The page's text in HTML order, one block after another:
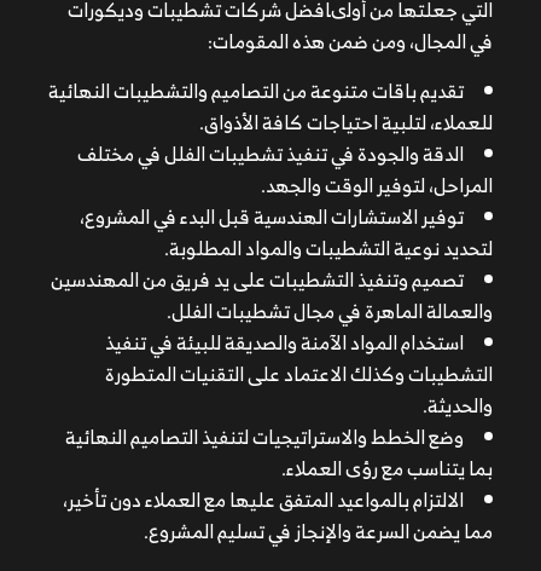
تقديم باقات متنوعة من التصاميم والتشطيبات النهائية
للعملاء، لتلبية احتياجات كافة الأذواق.
الدقة والجودة في تنفيذ تشطيبات الفلل في مختلف
المراحل، لتوفير الوقت والجهد.
توفير الاستشارات الهندسية قبل البدء في المشروع، لتحديد
نوعية التشطيبات والمواد المطلوبة.
تصميم وتنفيذ التشطيبات على يد فريق من المهندسين
والعمالة الماهرة في مجال تشطيبات الفلل.
استخدام المواد الآمنة والصديقة للبيئة في تنفيذ
التشطيبات وكذلك الاعتماد على التقنيات المتطورة والحديثة.
وضع الخطط والاستراتيجيات لتنفيذ التصاميم النهائية بما
يتناسب مع رؤى العملاء.
الالتزام بالمواعيد المتفق عليها مع العملاء دون تأخير، مما
يضمن السرعة والإنجاز في تسليم المشروع.
التي جعلتها من أولىافضل شركات تشطيبات وديكورات
في المجال، ومن ضمن هذه المقومات:
تقديم باقات متنوعة من التصاميم والتشطيبات النهائية
للعملاء، لتلبية احتياجات كافة الأذواق.
الدقة والجودة في تنفيذ تشطيبات الفلل في مختلف
المراحل، لتوفير الوقت والجهد.
توفير الاستشارات الهندسية قبل البدء في المشروع،
لتحديد نوعية التشطيبات والمواد المطلوبة.
تصميم وتنفيذ التشطيبات على يد فريق من المهندسين
والعمالة الماهرة في مجال تشطيبات الفلل.
استخدام المواد الآمنة والصديقة للبيئة في تنفيذ
التشطيبات وكذلك الاعتماد على التقنيات المتطورة
والحديثة.
وضع الخطط والاستراتيجيات لتنفيذ التصاميم النهائية
بما يتناسب مع رؤى العملاء.
الالتزام بالمواعيد المتفق عليها مع العملاء دون تأخير،
مما يضمن السرعة والإنجاز في تسليم المشروع.